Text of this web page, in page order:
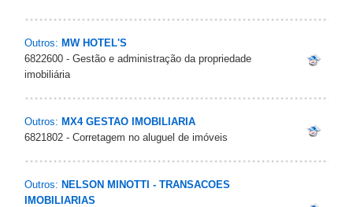
Outros: MW HOTEL'S
6822600 - Gestão e administração da propriedade
imobiliária
Outros: MX4 GESTAO IMOBILIARIA
6821802 - Corretagem no aluguel de imóveis
Outros: NELSON MINOTTI - TRANSACOES
IMOBILIARIAS